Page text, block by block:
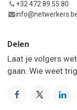
+32 472 89 55 80
Delen
Laat je volgers
gaan. Wie weet